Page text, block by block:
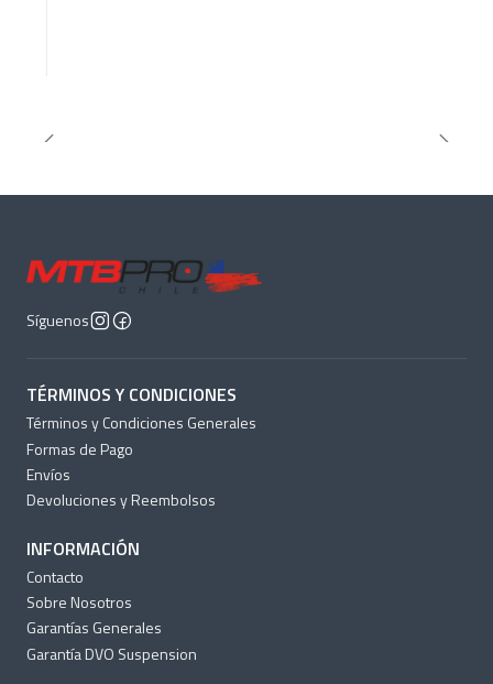
Síguenos
TÉRMINOS Y CONDICIONES
Términos y Condiciones Generales
Formas de Pago
Envíos
Devoluciones y Reembolsos
INFORMACIÓN
Contacto
Sobre Nosotros
Garantías Generales
Garantía DVO Suspension